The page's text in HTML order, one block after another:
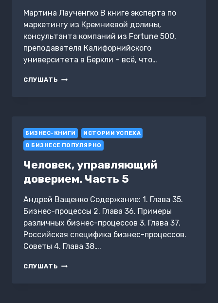
Мартина Лаученгко В книге эксперта по
маркетингу из Кремниевой долины,
консультанта компаний из Fortune 500,
преподавателя Калифорнийского
университета в Беркли – всё, что…
СЛУШАТЬ ПРОДУКТОВЫЙ
И
ПРОДВИГАТЬ
ПРОДУКТЫ-
БЕСТСЕЛЛЕРЫ
БИЗНЕС-КНИГИ
ИСТОРИИ УСПЕХА
О БИЗНЕСЕ ПОПУЛЯРНО
Человек, управляющий
доверием. Часть 5
Андрей Ващенко Содержание: 1. Глава 35.
Бизнес-процессы 2. Глава 36. Примеры
различных бизнес-процессов 3. Глава 37.
Российская специфика бизнес-процессов.
Советы 4. Глава 38….
СЛУШАТЬ ЧЕЛОВЕК,